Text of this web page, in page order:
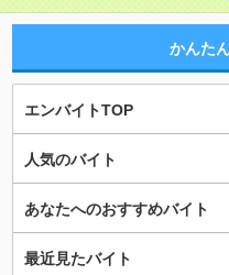
かんた
エンバイトTOP
人気のバイト
あなたへのおすすめバイト
最近見たバイト